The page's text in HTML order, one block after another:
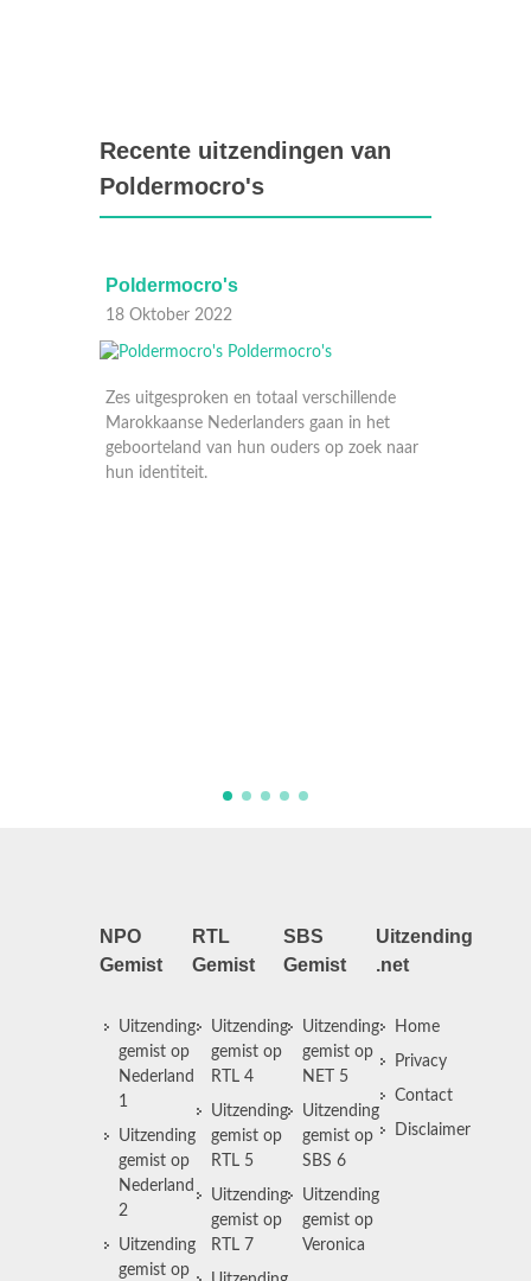
Recente uitzendingen van
Poldermocro's
Oktober 2022
uitgesproken en totaal verschillende
Nederlanders gaan in het
van hun ouders op zoek naar
NPO
Gemist
Uitzending
gemist op
Nederland
1
Uitzending
gemist op
Nederland
2
Uitzending
gemist op
RTL
Gemist
Uitzending
gemist op
RTL 4
Uitzending
gemist op
RTL 5
Uitzending
gemist op
RTL 7
SBS
Gemist
Uitzending
gemist op
NET 5
Uitzending
gemist op
SBS 6
Uitzending
gemist op
Veronica
Uitzending
.net
Home
Privacy
Contact
Disclaimer